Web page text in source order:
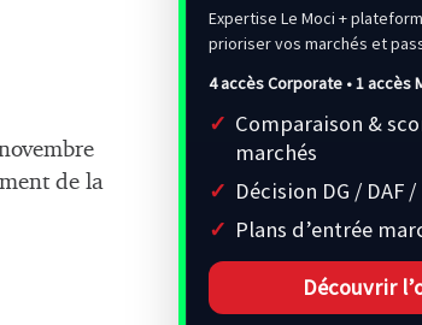
de la
Expertise Le Moci +
prioriser vos marchés et
4 accès Corporate • 1 accès
Comparaison &
marchés
Décision DG / DAF
Plans d’entrée
Découvrir